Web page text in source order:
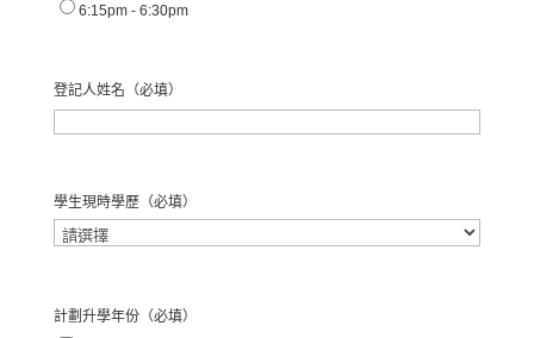
6:15pm - 6:30pm
登記人姓名 （必填）
學生現時學歷（必填）
計劃升學年份（必填）